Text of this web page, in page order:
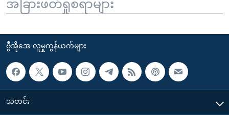
အခြားဖတ်ရှုစရာများ
ဗွီအိုအေ လူမှုကွန်ယက်များ
သတင်း